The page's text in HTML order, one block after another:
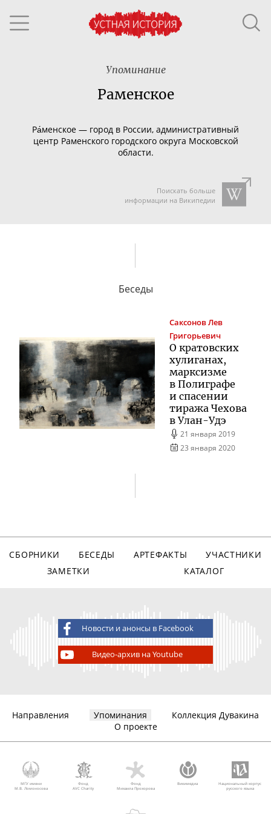
Упоминание
Раменское
Ра́менское — город в России, административный
центр Раменского городского округа Московской
области.
Поискать больше
информации на Википедии
Беседы
СаксоновЛев
Григорьевич
О кратовских
хулиганах,
марксизме
в Полиграфе
и спасении
тиража Чехова
в Улан-Удэ
21 января 2019
23 января 2020
СБОРНИКИ БЕСЕДЫ АРТЕФАКТЫ
УЧАСТНИКИ
ЗАМЕТКИ
КАТАЛОГ
Новости и анонсы в Facebook
Видео-архив на Youtube
Направления Упоминания
Коллекция Дувакина
О проекте
МГУ имени
М.В. Ломоносова
Фонд
AVC Charity
Фонд
Михаила Прохорова
Викимедиа
Национальный корпус
русского языка